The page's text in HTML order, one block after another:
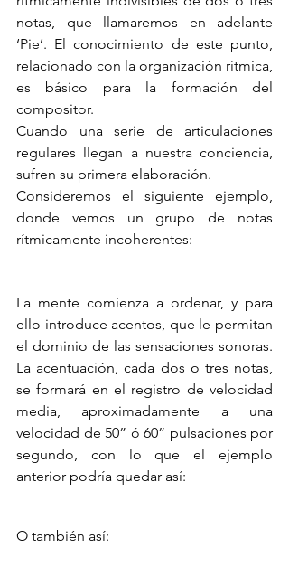
notas, que llamaremos en adelante
‘Pie’. El conocimiento de este punto,
relacionado con la organización rítmica,
es básico para la formación del
compositor.
Cuando una serie de articulaciones
regulares llegan a nuestra conciencia,
sufren su primera elaboración.
Consideremos el siguiente ejemplo,
donde vemos un grupo de notas
rítmicamente incoherentes:
La mente comienza a ordenar, y para
ello introduce acentos, que le permitan
el dominio de las sensaciones sonoras.
La acentuación, cada dos o tres notas,
se formará en el registro de velocidad
media, aproximadamente a una
velocidad de 50” ó 60” pulsaciones por
segundo, con lo que el ejemplo
anterior podría quedar así:
O también así: